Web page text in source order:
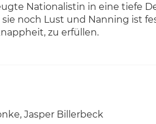
Nationalistin in eine tiefe
noch Lust und Nanning ist
zu erfüllen.
Jasper Billerbeck